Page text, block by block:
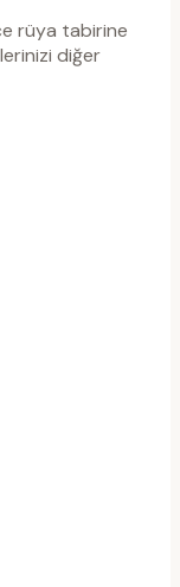
rüya tabirine
diğer